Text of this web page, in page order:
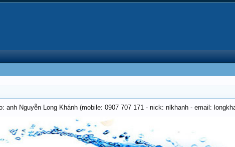
anh Nguyễn Long Khánh (mobile: 0907 707 171 - nick: nlkhanh - email: